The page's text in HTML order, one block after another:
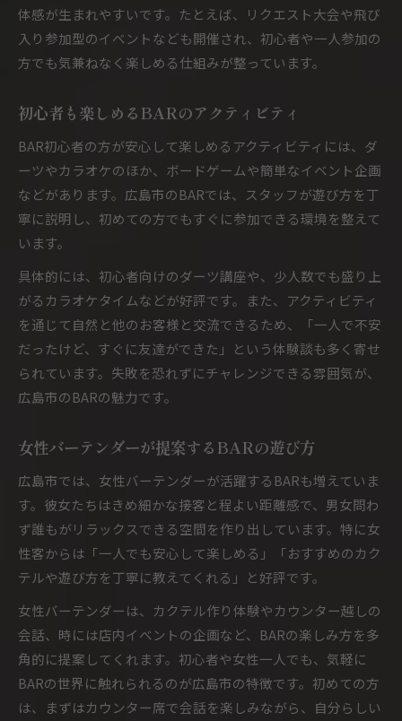
体感が生まれやすいです。たとえば、リクエスト大会や飛び
入り参加型のイベントなども開催され、初心者や一人参加の
方でも気兼ねなく楽しめる仕組みが整っています。
初心者も楽しめるBARのアクティビティ
BAR初心者の方が安心して楽しめるアクティビティには、ダ
ーツやカラオケのほか、ボードゲームや簡単なイベント企画
などがあります。広島市のBARでは、スタッフが遊び方を丁
寧に説明し、初めての方でもすぐに参加できる環境を整えて
います。
具体的には、初心者向けのダーツ講座や、少人数でも盛り上
がるカラオケタイムなどが好評です。また、アクティビティ
を通じて自然と他のお客様と交流できるため、「一人で不安
だったけど、すぐに友達ができた」という体験談も多く寄せ
られています。失敗を恐れずにチャレンジできる雰囲気が、
広島市のBARの魅力です。
女性バーテンダーが提案するBARの遊び方
広島市では、女性バーテンダーが活躍するBARも増えていま
す。彼女たちはきめ細かな接客と程よい距離感で、男女問わ
ず誰もがリラックスできる空間を作り出しています。特に女
性客からは「一人でも安心して楽しめる」「おすすめのカク
テルや遊び方を丁寧に教えてくれる」と好評です。
女性バーテンダーは、カクテル作り体験やカウンター越しの
会話、時には店内イベントの企画など、BARの楽しみ方を多
角的に提案してくれます。初心者や女性一人でも、気軽に
BARの世界に触れられるのが広島市の特徴です。初めての方
は、まずはカウンター席で会話を楽しみながら、自分らしい